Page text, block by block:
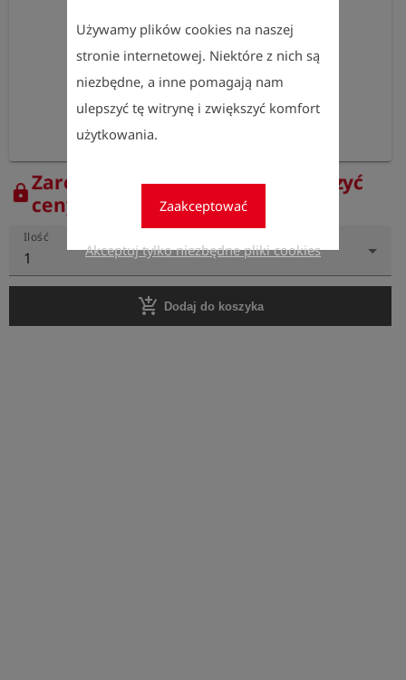
Używamy plików cookies na naszej
stronie internetowej. Niektóre z nich są
niezbędne, a inne pomagają nam
ulepszyć tę witrynę i zwiększyć komfort
użytkowania.
Zaakceptować
Akceptuj tylko niezbędne pliki cookies
lockZarejestruj się teraz, aby zobaczyć
ceny.
Ilość
1
add_shopping_cart Dodaj do koszyka